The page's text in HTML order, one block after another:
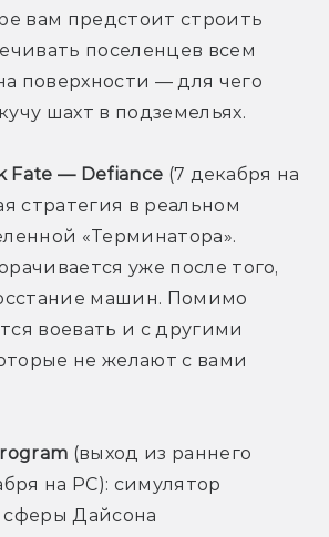
вам предстоит строить
поселенцев всем
поверхности — для чего
шахт в подземельях.
Fate — Defiance (7 декабря на
стратегия в реальном
«Терминатора».
уже после того,
машин. Помимо
воевать и с другими
не желают с вами
(выход из раннего
на PC): симулятор
сферы Дайсона